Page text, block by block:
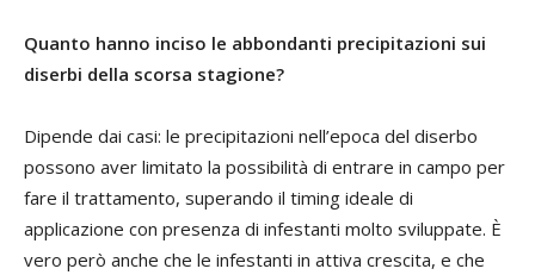
Quanto hanno inciso le abbondanti precipitazioni sui
diserbi della scorsa stagione?
Dipende dai casi: le precipitazioni nell’epoca del diserbo
possono aver limitato la possibilità di entrare in campo per
fare il trattamento, superando il timing ideale di
applicazione con presenza di infestanti molto sviluppate. È
vero però anche che le infestanti in attiva crescita, e che